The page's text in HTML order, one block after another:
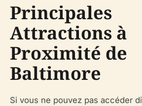
Principales
Attractions à
Proximité de
Baltimore
Si vous ne pouvez pas accéder